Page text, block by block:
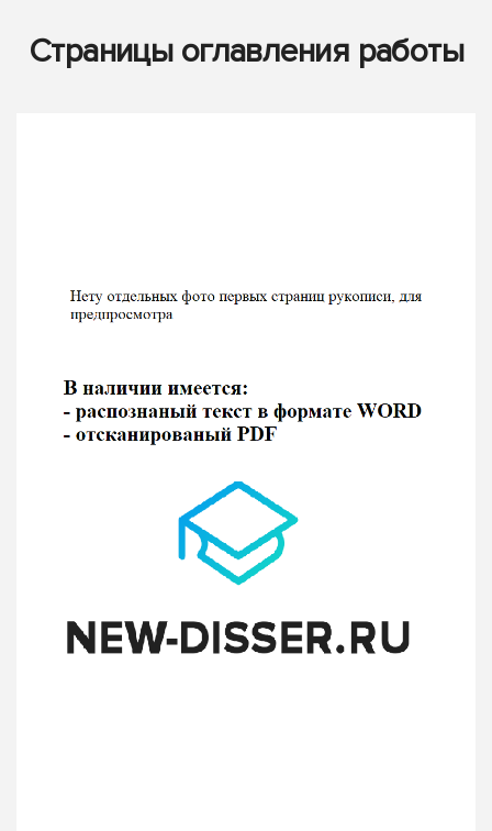
Страницы оглавления работы